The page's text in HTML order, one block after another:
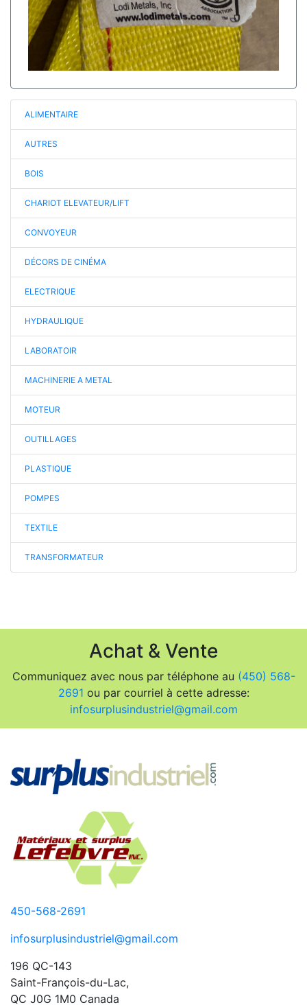
ALIMENTAIRE
AUTRES
BOIS
CHARIOT ELEVATEUR/LIFT
CONVOYEUR
DÉCORS DE CINÉMA
ELECTRIQUE
HYDRAULIQUE
LABORATOIR
MACHINERIE A METAL
MOTEUR
OUTILLAGES
PLASTIQUE
POMPES
TEXTILE
TRANSFORMATEUR
Achat & Vente
Communiquez avec nous par téléphone au (450) 568-
2691 ou par courriel à cette adresse:
infosurplusindustriel@gmail.com
450-568-2691
infosurplusindustriel@gmail.com
196 QC-143
Saint-François-du-Lac,
QC J0G 1M0 Canada